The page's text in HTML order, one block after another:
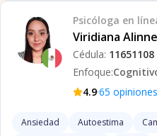
Psicóloga en
Viridiana
Cédula: 11651108
Enfoque:
4.9·65 opiniones
Ansiedad Autoestima